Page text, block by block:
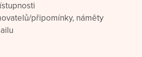
připomínky, náměty